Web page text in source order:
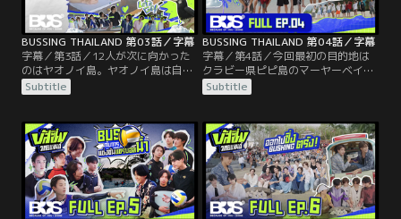
ミッションに挑戦する。
BUSSING THAILAND 第03話／字幕
字幕／第3話／12人が次に向かった
のはヤオノイ島。ヤオノイ島は自然
との共生で知られ、一行はまず島の
シンボルである鳥、サイチョウにつ
ゲームはサイチョウのライフサイク
ルをバティックに描いて表現す
る”サイチョウのラブストーリー“。
そのため、全員でバティック作りの
工程を学び、実践する。
Subtitle
BUSSING THAILAND 第04話／字幕
字幕／第4話／今回最初の目的地は
クラビー県ピピ島のマーヤーベイ。
世界有数の美しさを誇るビーチで発
表されたミッションは“フォトアル
り、後ほど撮った写真で競いあうと
いうものだ。景観やお互いを撮影
し、特別な一枚を撮ろうと、メンバ
ーはそれぞれ工夫する。
Subtitle